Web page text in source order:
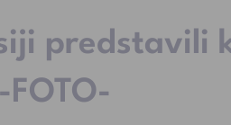
predstavili